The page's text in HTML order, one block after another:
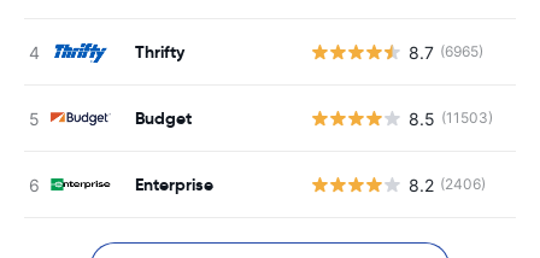
Thrifty 8.7 (6965)
Budget 8.5 (11503)
Enterprise 8.2 (2406)